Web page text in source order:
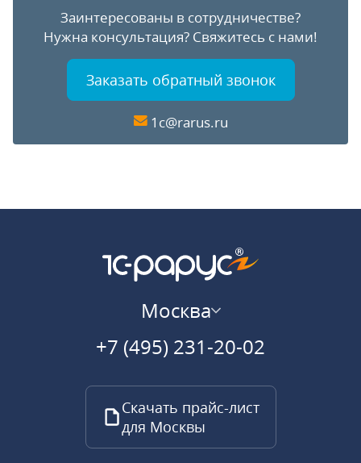
Заинтересованы в сотрудничестве?
Нужна консультация? Свяжитесь с нами!
Заказать обратный звонок
1c@rarus.ru
Москва
+7 (495) 231-20-02
Скачать прайс-лист
для Москвы